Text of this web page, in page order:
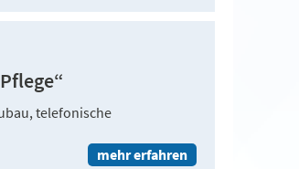
telefonische
mehr erfahren